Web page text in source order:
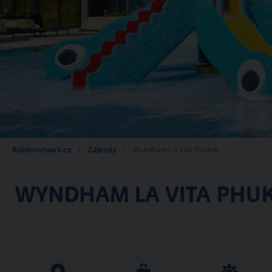
Rainbowtours.cz Zájezdy
WYNDHAM LA VITA